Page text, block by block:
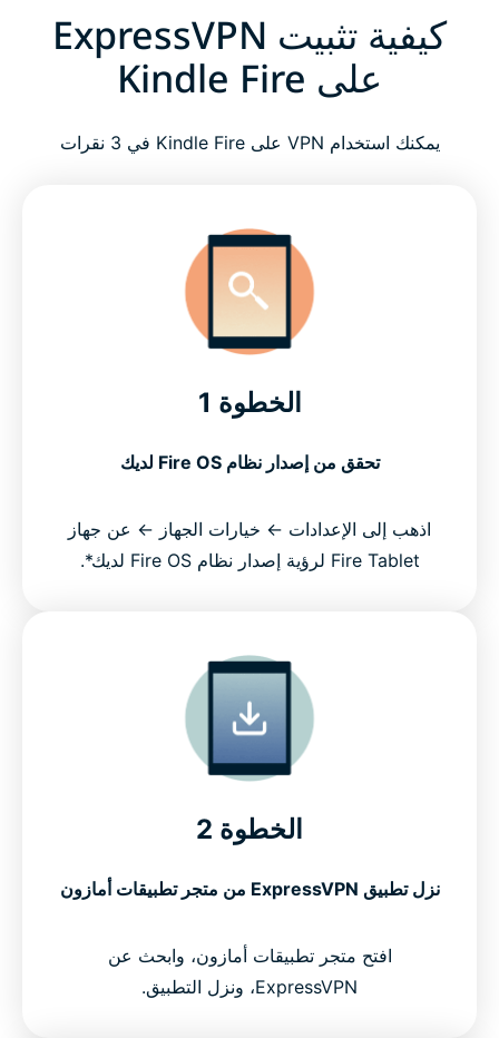
كيفية تثبيت ExpressVPN
على Kindle Fire
يمكنك استخدام VPN على Kindle Fire في 3 نقرات
الخطوة 1
تحقق من إصدار نظام Fire OS لديك
اذهب إلى الإعدادات ← خيارات الجهاز ← عن جهاز
Fire Tablet لرؤية إصدار نظام Fire OS لديك*.
الخطوة 2
نزل تطبيق ExpressVPN من متجر تطبيقات أمازون
افتح متجر تطبيقات أمازون، وابحث عن
ExpressVPN، ونزل التطبيق.